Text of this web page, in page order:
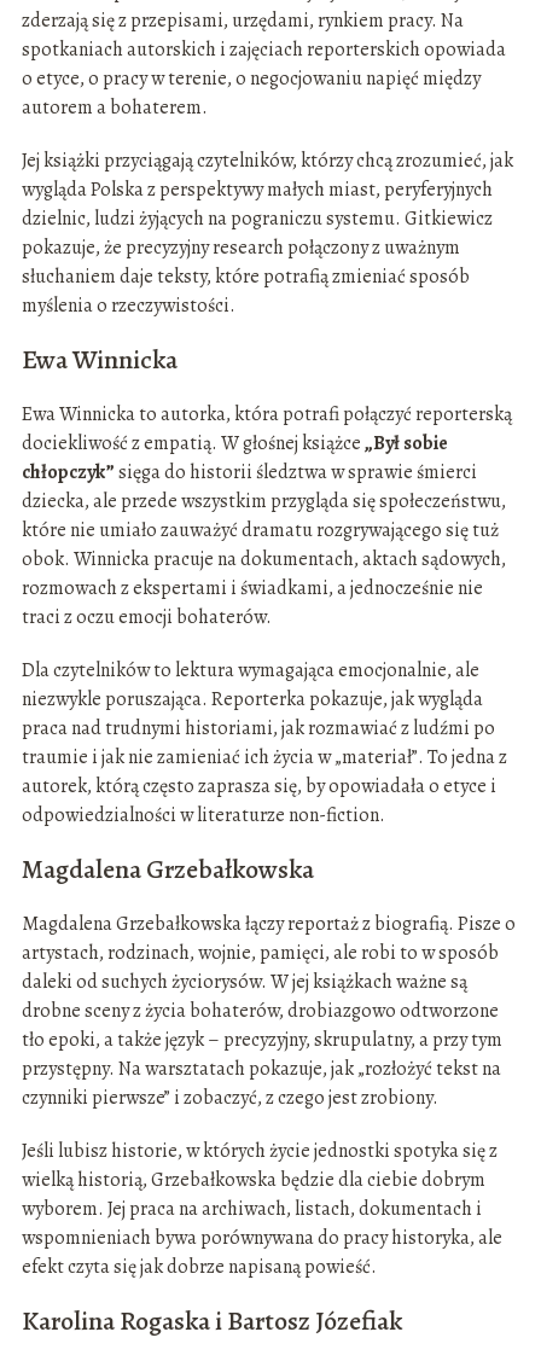
zderzają się z przepisami, urzędami, rynkiem pracy. Na
spotkaniach autorskich i zajęciach reporterskich opowiada
o etyce, o pracy w terenie, o negocjowaniu napięć między
autorem a bohaterem.
Jej książki przyciągają czytelników, którzy chcą zrozumieć, jak
wygląda Polska z perspektywy małych miast, peryferyjnych
dzielnic, ludzi żyjących na pograniczu systemu. Gitkiewicz
pokazuje, że precyzyjny research połączony z uważnym
słuchaniem daje teksty, które potrafią zmieniać sposób
myślenia o rzeczywistości.
Ewa Winnicka
Ewa Winnicka to autorka, która potrafi połączyć reporterską
dociekliwość z empatią. W głośnej książce„Był sobie
chłopczyk”sięga do historii śledztwa w sprawie śmierci
dziecka, ale przede wszystkim przygląda się społeczeństwu,
które nie umiało zauważyć dramatu rozgrywającego się tuż
obok. Winnicka pracuje na dokumentach, aktach sądowych,
rozmowach z ekspertami i świadkami, a jednocześnie nie
traci z oczu emocji bohaterów.
Dla czytelników to lektura wymagająca emocjonalnie, ale
niezwykle poruszająca. Reporterka pokazuje, jak wygląda
praca nad trudnymi historiami, jak rozmawiać z ludźmi po
traumie i jak nie zamieniać ich życia w „materiał”. To jedna z
autorek, którą często zaprasza się, by opowiadała o etyce i
odpowiedzialności w literaturze non-fiction.
Magdalena Grzebałkowska
Magdalena Grzebałkowska łączy reportaż z biografią. Pisze o
artystach, rodzinach, wojnie, pamięci, ale robi to w sposób
daleki od suchych życiorysów. W jej książkach ważne są
drobne sceny z życia bohaterów, drobiazgowo odtworzone
tło epoki, a także język – precyzyjny, skrupulatny, a przy tym
przystępny. Na warsztatach pokazuje, jak „rozłożyć tekst na
czynniki pierwsze” i zobaczyć, z czego jest zrobiony.
Jeśli lubisz historie, w których życie jednostki spotyka się z
wielką historią, Grzebałkowska będzie dla ciebie dobrym
wyborem. Jej praca na archiwach, listach, dokumentach i
wspomnieniach bywa porównywana do pracy historyka, ale
efekt czyta się jak dobrze napisaną powieść.
Karolina Rogaska i Bartosz Józefiak